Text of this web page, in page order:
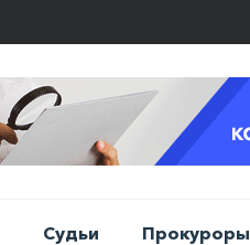
Судьи Прокуроры